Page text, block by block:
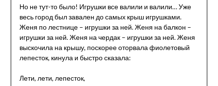
Но не тут-то было! Игрушки все валили и валили… Уже
весь город был завален до самых крыш игрушками.
Женя по лестнице – игрушки за ней. Женя на балкон –
игрушки за ней. Женя на чердак – игрушки за ней. Женя
выскочила на крышу, поскорее оторвала фиолетовый
лепесток, кинула и быстро сказала:
Лети, лети, лепесток,